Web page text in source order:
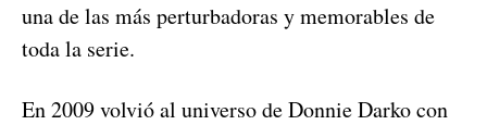
una de las más perturbadoras y memorables de
toda la serie.
En 2009 volvió al universo de Donnie Darko con